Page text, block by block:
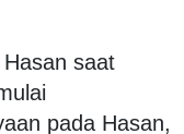
saat
pada Hasan,